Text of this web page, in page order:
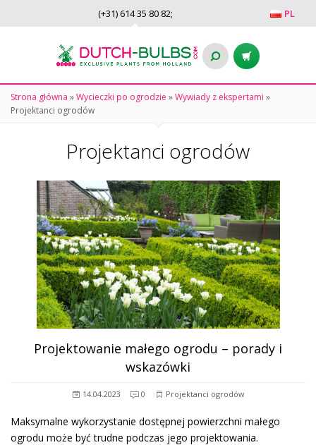
PL
(+31) 614 35 80 82;
Strona główna »Wycieczki po ogrodzie »Wywiady z ekspertami »
Projektanci ogrodów
Projektanci ogrodów
Projektowanie małego ogrodu – porady i
wskazówki
14.04.2023 0 Projektanci ogrodów
Maksymalne wykorzystanie dostępnej powierzchni małego
ogrodu może być trudne podczas jego projektowania.